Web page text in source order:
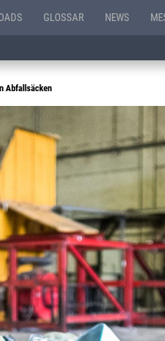
GLOSSAR NEWS
Abfallsäcken